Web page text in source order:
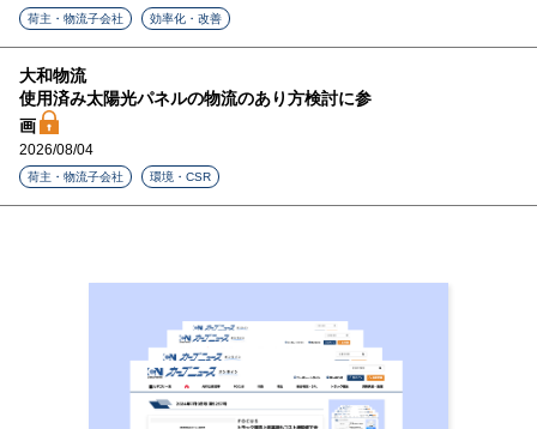
荷主・物流子会社 効率化・改善
大和物流
使用済み太陽光パネルの物流のあり方検討に参
画
2026/08/04
荷主・物流子会社 環境・CSR